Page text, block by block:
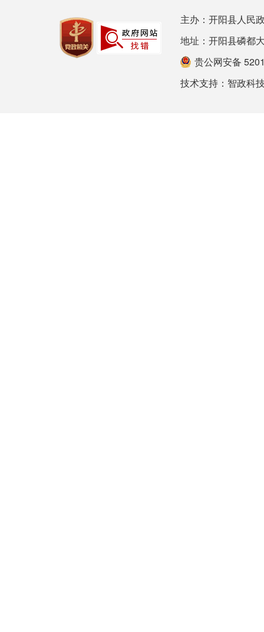
主办：开阳县人民
地址：开阳县磷都
贵公网安备
技术支持： 智政科